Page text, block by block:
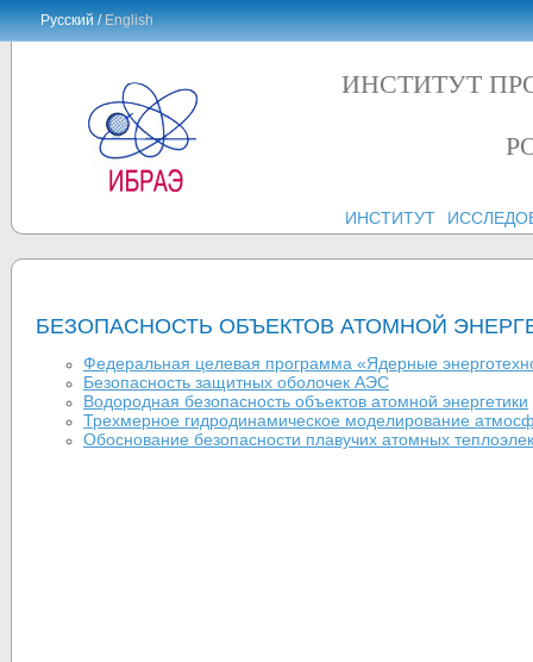
Русский /English
ИНСТИТУТ
ИНСТИТУТ
БЕЗОПАСНОСТЬ ОБЪЕКТОВ АТОМНОЙ
Федеральная целевая программа «Ядерные
Безопасность защитных оболочек АЭС
Водородная безопасность объектов атомной энергетики
Трехмерное гидродинамическое моделирование
Обоснование безопасности плавучих атомных